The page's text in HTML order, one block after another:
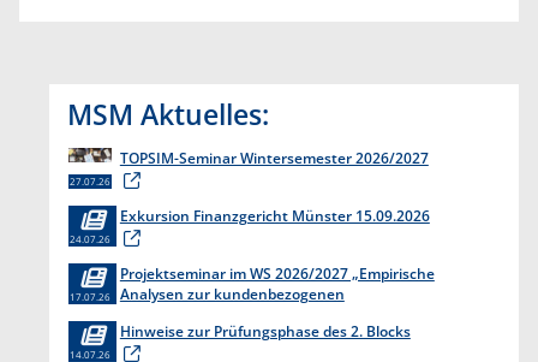
MSM Aktuelles:
TOPSIM-Seminar Wintersemester 2026/2027
27.07.26
Exkursion Finanzgericht Münster 15.09.2026
24.07.26
Projektseminar im WS 2026/2027 „Empirische
Analysen zur kundenbezogenen
17.07.26
Hinweise zur Prüfungsphase des 2. Blocks
14.07.26